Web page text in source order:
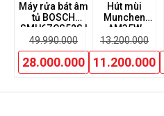
Máy rửa bát âm
tủ BOSCH
SMU6ZCS52S |
Serie 6
49.990.000
28.000.000
Hút mùi
Munchen
AM35W
13.200.000
11.200.000